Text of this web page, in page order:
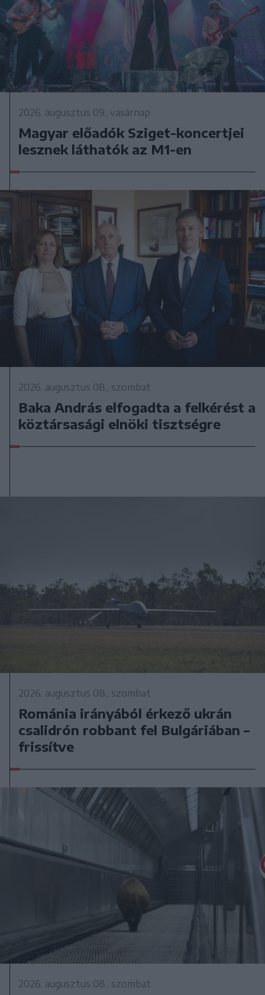
2026. augusztus 09., vasárnap
Magyar előadók Sziget-koncertjei
lesznek láthatók az M1-en
2026. augusztus 08., szombat
Baka András elfogadta a felkérést a
köztársasági elnöki tisztségre
2026. augusztus 08., szombat
Románia irányából érkező ukrán
csalidrón robbant fel Bulgáriában –
frissítve
2026. augusztus 08., szombat